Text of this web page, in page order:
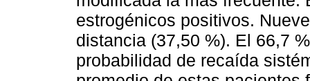
estrogénicos positivos.
distancia (37,50 %). El 66,7
probabilidad de recaída